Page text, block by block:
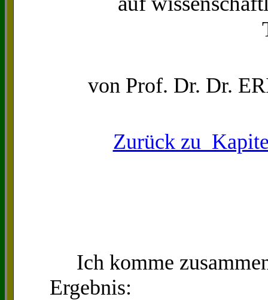
von Prof. Dr. Dr.
Zurück zu
Ich komme
Ergebnis: